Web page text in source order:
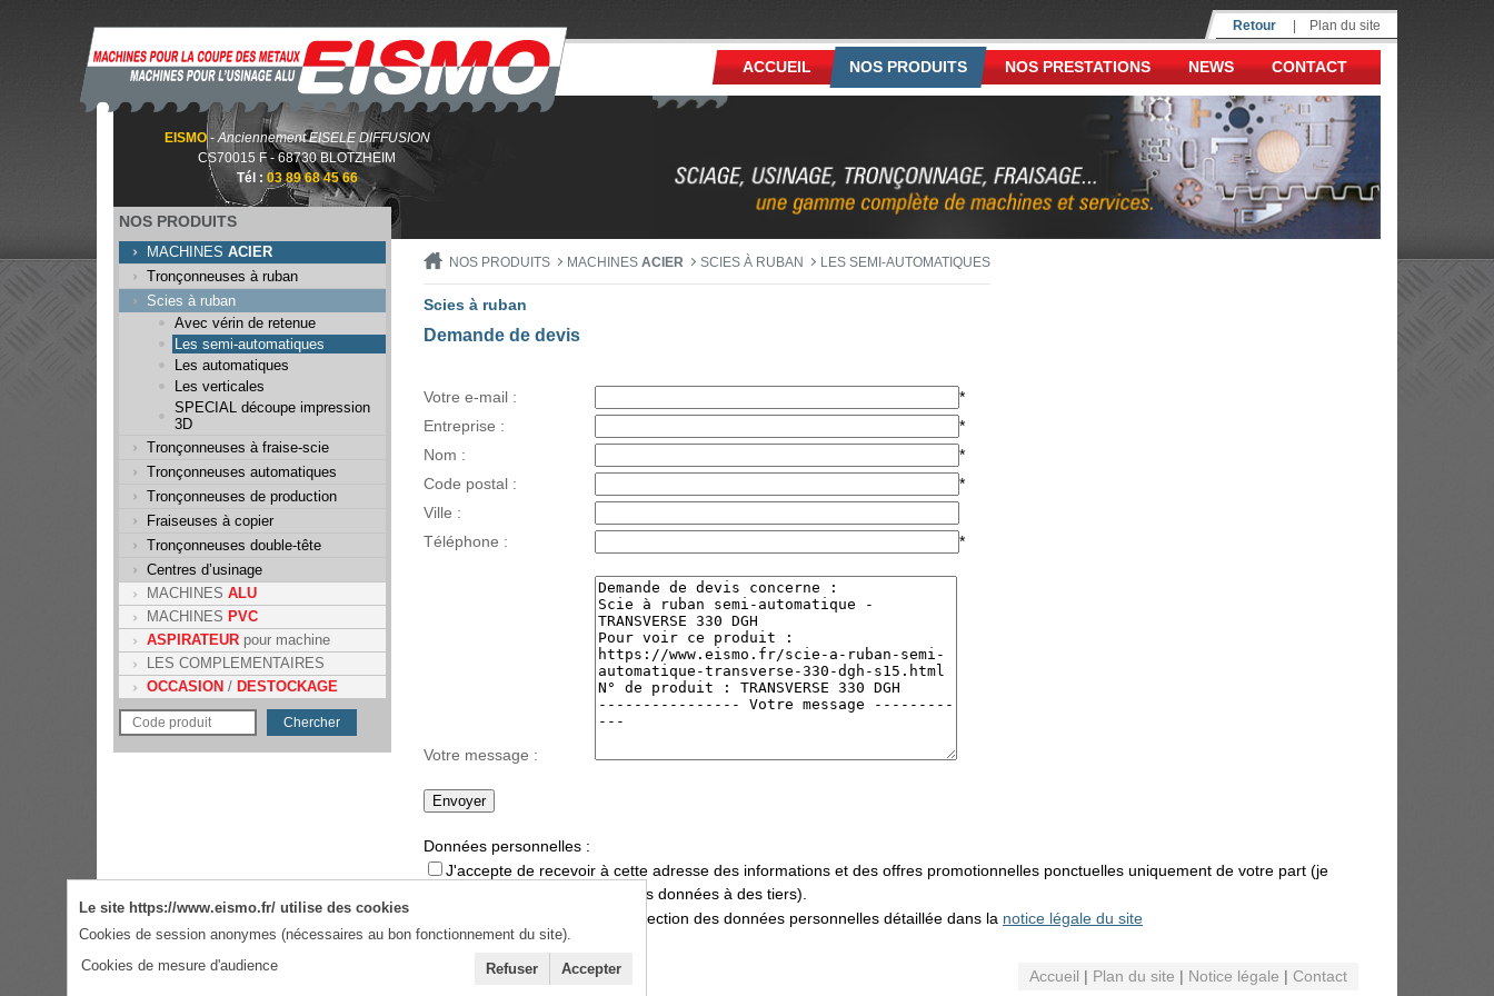
Retour Plan du site
ACCUEIL NOS PRODUITS NOS PRESTATIONS NEWS CONTACT
EISMO-Anciennement EISELE DIFFUSION
CS70015 F - 68730 BLOTZHEIM
Tél : 03 89 68 45 66
NOS PRODUITS
MACHINES ACIER
Tronçonneuses à ruban
Scies à ruban
Avec vérin de retenue
Les semi-automatiques
Les automatiques
Les verticales
SPECIAL découpe impression
3D
Tronçonneuses à fraise-scie
Tronçonneuses automatiques
Tronçonneuses de production
Fraiseuses à copier
Tronçonneuses double-tête
Centres d’usinage
MACHINES ALU
MACHINES PVC
ASPIRATEUR pour machine
LES COMPLEMENTAIRES
OCCASION / DESTOCKAGE
NOS PRODUITS MACHINES ACIER SCIES À RUBAN LES SEMI-AUTOMATIQUES
Scies à ruban
Demande de devis
Votre e-mail :
*
Entreprise :
*
Nom :
*
Code postal :
*
Ville :
Téléphone :
*
Votre message :
Données personnelles :
J'accepte de recevoir à cette adresse des informations et des offres promotionnelles ponctuelles uniquement de votre part (je
n'autorise pas la cession de mes données à des tiers).
J'accepte la politique de protection des données personnelles détaillée dans la notice légale du site
* Champs obligatoires
Accueil | Plan du site | Notice légale | Contact
Site crée par SOLUXA
Le site https://www.eismo.fr/ utilise des cookies
Cookies de session anonymes (nécessaires au bon fonctionnement du site).
Cookies de mesure d'audience
Refuser Accepter